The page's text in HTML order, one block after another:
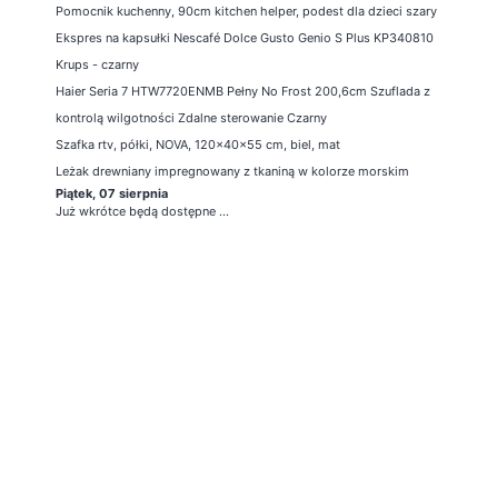
Pomocnik kuchenny, 90cm kitchen helper, podest dla dzieci szary
Ekspres na kapsułki Nescafé Dolce Gusto Genio S Plus KP340810
Krups - czarny
Haier Seria 7 HTW7720ENMB Pełny No Frost 200,6cm Szuflada z
kontrolą wilgotności Zdalne sterowanie Czarny
Szafka rtv, półki, NOVA, 120x40x55 cm, biel, mat
Leżak drewniany impregnowany z tkaniną w kolorze morskim
Piątek, 07 sierpnia
Już wkrótce będą dostępne ...